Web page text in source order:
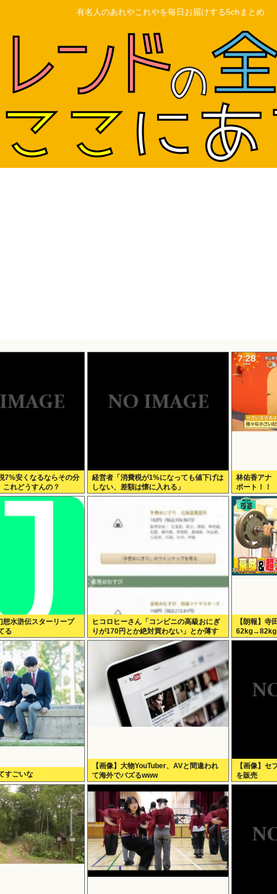
有名人のあれやこれやを毎日お届けする5chまとめ
7%安くなるならその分
れどうすんの？
経営者「消費税が1%になっても値下げは
しない、差額は懐に入れる」
林佑香アナ
ポート！！
水滸伝スターリープ
る
ヒコロヒーさん「コンビニの高級おにぎ
りが170円とか絶対買わない」とか薄す
ぎるトークをかましてしまう
【朗報】寺
62kg→82kg
ち上げる姿
すごいな
【画像】大物YouTuber、AVと間違われ
て海外でバズるwww
【画像】セ
を販売